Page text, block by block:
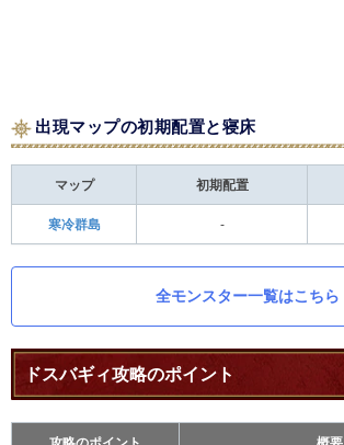
出現マップの初期配置と寝床
マップ 初期配置
寒冷群島 -
全モンスター一覧はこちら
ドスバギィ攻略のポイント
攻略のポイント 概要